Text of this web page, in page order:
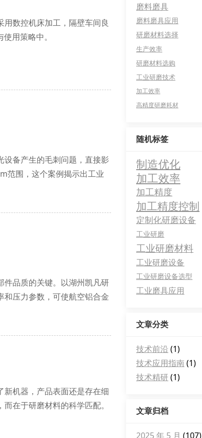
数控机床加工，隔壁车间良
用策略中。
关键，双循环过滤装置
备产生的毛刺问题，直接影
范围，这个案例揭示出工业
，配合金刚石砂轮可实现镜
件品质的关键。以湖州凯凡研
压力参数，可使航空铝合金
装置、冷却液
机器，产品表面还是存在细
在于研磨材料的科学匹配。
磨料磨具
磨料磨具应用
研磨材料选择
生产效率
研磨材料选购
工业研磨技术
加工效率
高精度研磨耗材
随机标签
制造优化
加工效率
加工精度
加工精度控制
定制化研磨设备
工业研磨
工业研磨材料
工业研磨设备
工业研磨设备选型
工业磨具应用
文章分类
技术前沿 (1)
技术应用指南(1)
技术精研 (1)
文章归档
2025 年 5 月 (107)